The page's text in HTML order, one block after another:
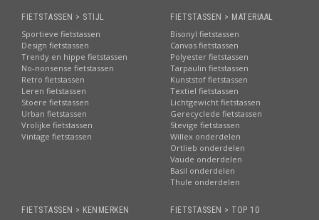
FIETSTASSEN > STIJL
Sportieve fietstassen
Design fietstassen
Trendy en hippe fietstassen
No-nonsense fietstassen
Retro fietstassen
Leren fietstassen
Stoere fietstassen
Urban fietstassen
Vrolijke fietstassen
Vintage fietstassen
FIETSTASSEN > MATERIAAL
Bisonyl fietstassen
Canvas fietstassen
Polyester fietstassen
Tarpaulin fietstassen
Kunststof fietstassen
Textiel fietstassen
Lichtgewicht fietstassen
Gerecyclede fietstassen
Stevige fietstassen
Willex onderdelen
Ortlieb onderdelen
Vaude onderdelen
Basil onderdelen
Thule onderdelen
FIETSTASSEN > KENMERKEN
FIETSTASSEN > TOP 10